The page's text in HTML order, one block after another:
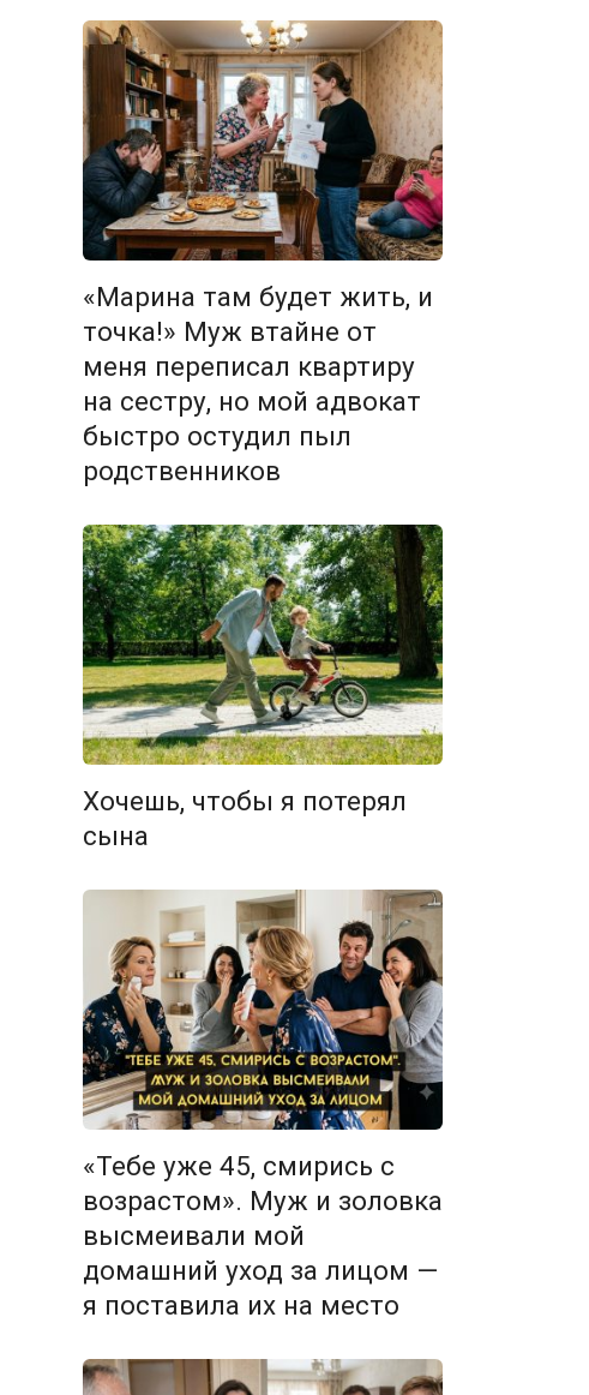
«Марина там будет жить, и
точка!» Муж втайне от
меня переписал квартиру
на сестру, но мой адвокат
быстро остудил пыл
родственников
Хочешь, чтобы я потерял
сына
«Тебе уже 45, смирись с
возрастом». Муж и золовка
высмеивали мой
домашний уход за лицом —
я поставила их на место